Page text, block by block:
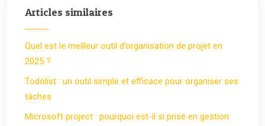
Articles similaires
Quel est le meilleur outil d’organisation de projet en
2025 ?
Todolist : un outil simple et efficace pour organiser ses
tâches
Microsoft project : pourquoi est-il si prisé en gestion